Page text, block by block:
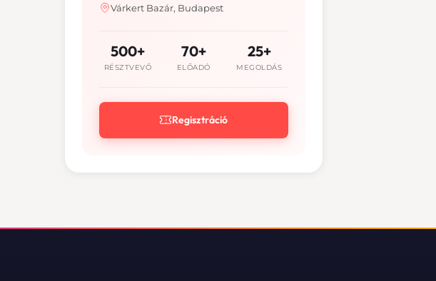
Várkert Bazár, Budapest
500+
RÉSZTVEVŐ
70+
ELŐADÓ
25+
MEGOLDÁS
Regisztráció